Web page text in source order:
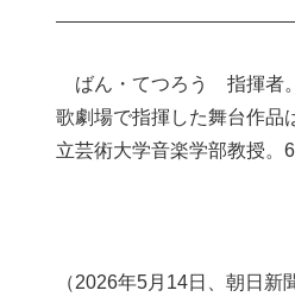
ばん・てつろう 指揮者。
歌劇場で指揮した舞台作品
立芸術大学音楽学部教授。
（2026年5月14日、朝日